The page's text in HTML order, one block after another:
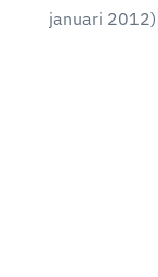
januari 2012)